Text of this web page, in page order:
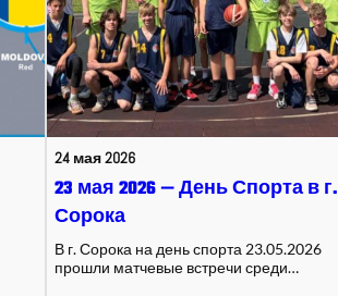
24 мая 2026
23 мая 2026 — День Спорта в г.
Сорока
В г. Сорока на день спорта 23.05.2026
прошли матчевые встречи среди…